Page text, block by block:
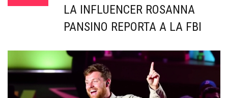
LA INFLUENCER ROSANNA
PANSINO REPORTA A LA FBI